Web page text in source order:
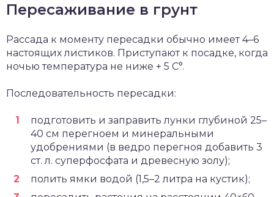
Пересаживание в грунт
Рассада к моменту пересадки обычно имеет 4–6
настоящих листиков. Приступают к посадке, когда
ночью температура не ниже + 5 С°.
Последовательность пересадки:
подготовить и заправить лунки глубиной 25–
40 см перегноем и минеральными
удобрениями (в ведро перегноя добавить 3
ст. л. суперфосфата и древесную золу);
полить ямки водой (1,5–2 литра на кустик);